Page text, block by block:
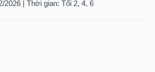
2026 | Thời gian: Tối 2, 4, 6